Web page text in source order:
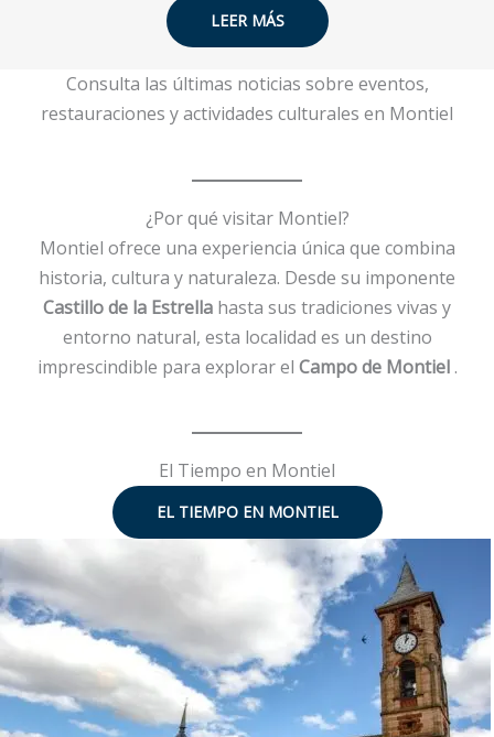
LEER MÁS
Consulta las últimas noticias sobre eventos,
restauraciones y actividades culturales en Montiel
¿Por qué visitar Montiel?
Montiel ofrece una experiencia única que combina
historia, cultura y naturaleza. Desde su imponente
Castillo de la Estrella hasta sus tradiciones vivas y
entorno natural, esta localidad es un destino
imprescindible para explorar el Campo de Montiel.
El Tiempo en Montiel
EL TIEMPO EN MONTIEL